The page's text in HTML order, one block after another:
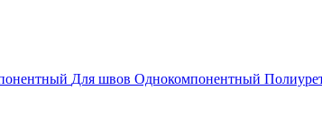
Для швов Однокомпонентный